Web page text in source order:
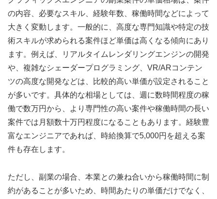
の内容、必要なスキル、経験年数、稼働時間などによって
大きく変動します。一般的に、高度な専門知識や特定の技
術スキルが求められる案件ほど単価は高くなる傾向にあり
ます。例えば、リアルタイムレンダリングエンジンの開発
や、複雑なシェーダープログラミング、VR/ARコンテン
ツの高度な開発などは、比較的高い単価が設定されること
が多いです。具体的な相場としては、週に数時間程度の稼
働で数万円から、より専門性の高い案件や稼働時間の長い
案件では月額数十万円程度になることもあります。経験豊
富なエンジニアであれば、時給換算で5,000円を超える案
件も存在します。
ただし、副業の場合、本業との兼ね合いから稼働時間に制
約があることが多いため、時間あたりの単価だけでなく、